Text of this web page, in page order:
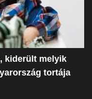
kiderült melyik
tortája